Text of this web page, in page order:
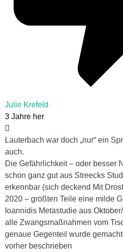
Julie Krefeld
3 Jahre her
Lauterbach war doch „nur“ ein
auch.
Die Gefährlichkeit – oder besser
schon ganz gut aus Streecks
erkennbar (sich deckend Mit
2020 – größten Teile eine milde
Ioannidis Metastudie aus
alle Zwangsmaßnahmen vom
genaue Gegenteil wurde
vorher beschrieben